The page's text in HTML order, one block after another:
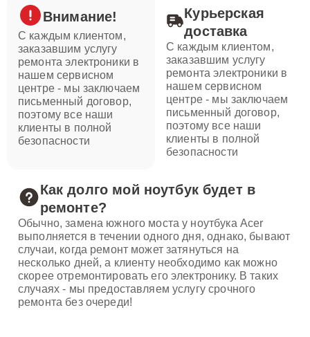
Внимание!
С каждым клиентом,
заказавшим услугу
ремонта электроники в
нашем сервисном
центре - мы заключаем
письменный договор,
поэтому все наши
клиенты в полной
безопасности
Курьерская
доставка
С каждым клиентом,
заказавшим услугу
ремонта электроники в
нашем сервисном
центре - мы заключаем
письменный договор,
поэтому все наши
клиенты в полной
безопасности
Как долго мой ноутбук будет в
ремонте?
Обычно, замена южного моста у ноутбука Acer
выполняется в течении одного дня, однако, бывают
случаи, когда ремонт может затянуться на
несколько дней, а клиенту необходимо как можно
скорее отремонтировать его электронику. В таких
случаях - мы предоставляем услугу срочного
ремонта без очереди!